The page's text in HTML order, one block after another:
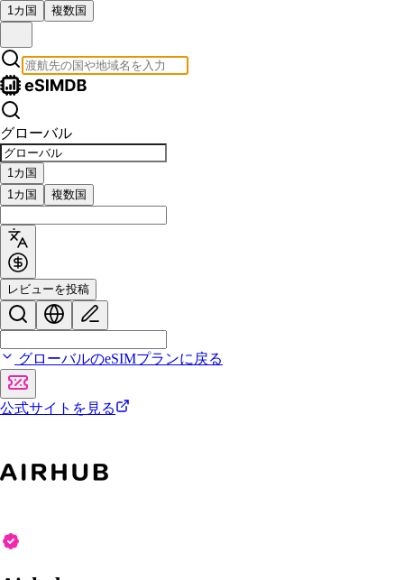
1カ国 複数国
グローバル
1カ国
1カ国
複数国
レビューを投稿
グローバルのeSIMプランに戻る
公式サイトを見る